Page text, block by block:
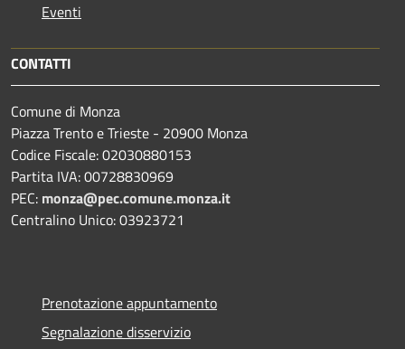
Eventi
CONTATTI
Comune di Monza
Piazza Trento e Trieste - 20900 Monza
Codice Fiscale: 02030880153
Partita IVA: 00728830969
PEC: monza@pec.comune.monza.it
Centralino Unico: 03923721
Prenotazione appuntamento
Segnalazione disservizio